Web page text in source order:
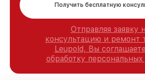
Получить бесплатную
Отправляя заявку
консультацию и ремонт
Leupold, Вы
обработку